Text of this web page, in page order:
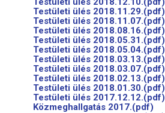
Testületi ülés 2018.11.29.(pdf)
Testületi ülés 2018.11.07.(pdf)
Testületi ülés 2018.08.16.(pdf)
Testületi ülés 2018.05.31.(pdf)
Testületi ülés 2018.05.04.(pdf)
Testületi ülés 2018.03.13.(pdf)
Testületi ülés 2018.03.07.(pdf)
Testületi ülés 2018.02.13.(pdf)
Testületi ülés 2018.01.30.(pdf)
Testületi ülés 2017.12.12.(pdf)
Közmeghallgatás 2017.(pdf)